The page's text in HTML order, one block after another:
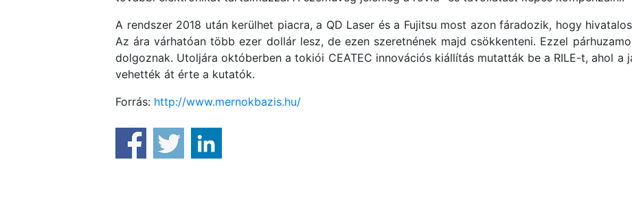
A rendszer 2018 után kerülhet piacra, a QD Laser és a Fujitsu most azon fáradozik, hogy
Az ára várhatóan több ezer dollár lesz, de ezen szeretnének majd csökkenteni. Ezzel
dolgoznak. Utoljára októberben a tokiói CEATEC innovációs kiállítás mutatták be a RILE-t, ahol a
vehették át érte a kutatók.
Forrás: http://www.mernokbazis.hu/